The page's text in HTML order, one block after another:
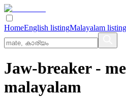
HomeEnglish listingMalayalam listing
Jaw-breaker-
malayalam